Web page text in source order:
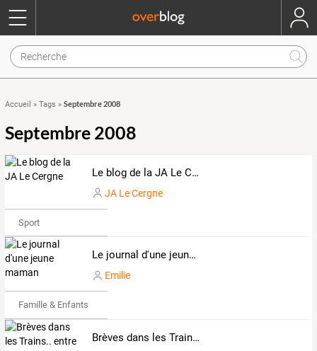
Accueil » Tags » Septembre 2008
Septembre 2008
Le blog de la JA Le Cergne
JA Le Cergne
Sport
Le journal d'une jeune maman
Emilie
Famille & Enfants
Brèves dans les Trains.. entre St-Raphael et Cannes.